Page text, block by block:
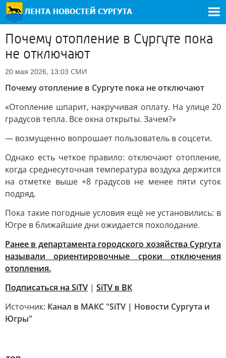
Почему отопление в Сургуте пока
не отключают
20 мая 2026, 13:03 СМИ
Почему отопление в Сургуте пока не отключают
«Отопление шпарит, накручивая оплату. На улице 20
градусов тепла. Все окна открыты. Зачем?»
— возмущенно вопрошает пользователь в соцсети.
Однако есть четкое правило: отключают отопление,
когда среднесуточная температура воздуха держится
на отметке выше +8 градусов не менее пяти суток
подряд.
Пока такие погодные условия ещё не установились: в
Югре в ближайшие дни ожидается похолодание.
Ранее в департамента городского хозяйства Сургута
называли ориентировочные сроки отключения
отопления.
Подписаться на SiTV | SiTV в ВК
Источник: Канал в МАКС "SiTV | Новости Сургута и
Югры"